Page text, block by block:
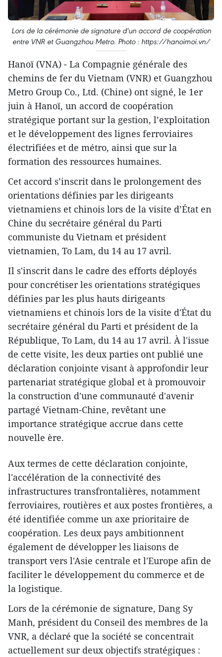
Lors de la cérémonie de signature d'un accord de coopération
entre VNR et Guangzhou Metro. Photo : https://hanoimoi.vn/
Hanoï (VNA) - La Compagnie générale des
chemins de fer du Vietnam (VNR) et Guangzhou
Metro Group Co., Ltd. (Chine) ont signé, le 1er
juin à Hanoï, un accord de coopération
stratégique portant sur la gestion, l’exploitation
et le développement des lignes ferroviaires
électrifiées et de métro, ainsi que sur la
formation des ressources humaines.
Cet accord s’inscrit dans le prolongement des
orientations définies par les dirigeants
vietnamiens et chinois lors de la visite d’État en
Chine du secrétaire général du Parti
communiste du Vietnam et président
vietnamien, To Lam, du 14 au 17 avril.
Il s'inscrit dans le cadre des efforts déployés
pour concrétiser les orientations stratégiques
définies par les plus hauts dirigeants
vietnamiens et chinois lors de la visite d'État du
secrétaire général du Parti et président de la
République, To Lam, du 14 au 17 avril. À l'issue
de cette visite, les deux parties ont publié une
déclaration conjointe visant à approfondir leur
partenariat stratégique global et à promouvoir
la construction d'une communauté d'avenir
partagé Vietnam-Chine, revêtant une
importance stratégique accrue dans cette
nouvelle ère.
Aux termes de cette déclaration conjointe,
l'accélération de la connectivité des
infrastructures transfrontalières, notamment
ferroviaires, routières et aux postes frontières, a
été identifiée comme un axe prioritaire de
coopération. Les deux pays ambitionnent
également de développer les liaisons de
transport vers l'Asie centrale et l'Europe afin de
faciliter le développement du commerce et de
la logistique.
Lors de la cérémonie de signature, Dang Sy
Manh, président du Conseil des membres de la
VNR, a déclaré que la société se concentrait
actuellement sur deux objectifs stratégiques :